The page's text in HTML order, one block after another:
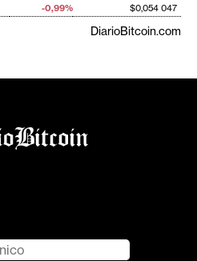
-0,99% $0,054 047
DiarioBitcoin.com